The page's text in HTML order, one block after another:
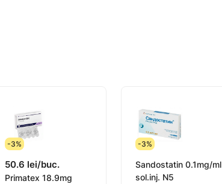
-3%
50.6 lei/buc.
Primatex 18.9mg
-3%
Sandostatin 0.1mg/ml
sol.inj. N5